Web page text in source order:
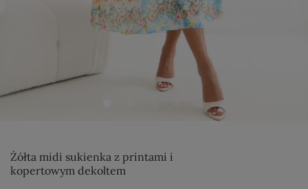
Żółta midi sukienka z printami i
kopertowym dekoltem